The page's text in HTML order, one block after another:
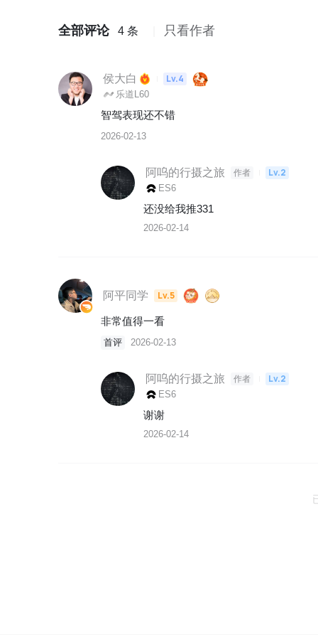
全部评论 4 条 只看作者
侯大白 Lv.4
乐道L60
智驾表现还不错
2026-02-13
阿呜的行摄之旅 作者 Lv.2
ES6
还没给我推331
2026-02-14
阿平同学 Lv.5
非常值得一看
首评 2026-02-13
阿呜的行摄之旅 作者 Lv.2
ES6
谢谢
2026-02-14